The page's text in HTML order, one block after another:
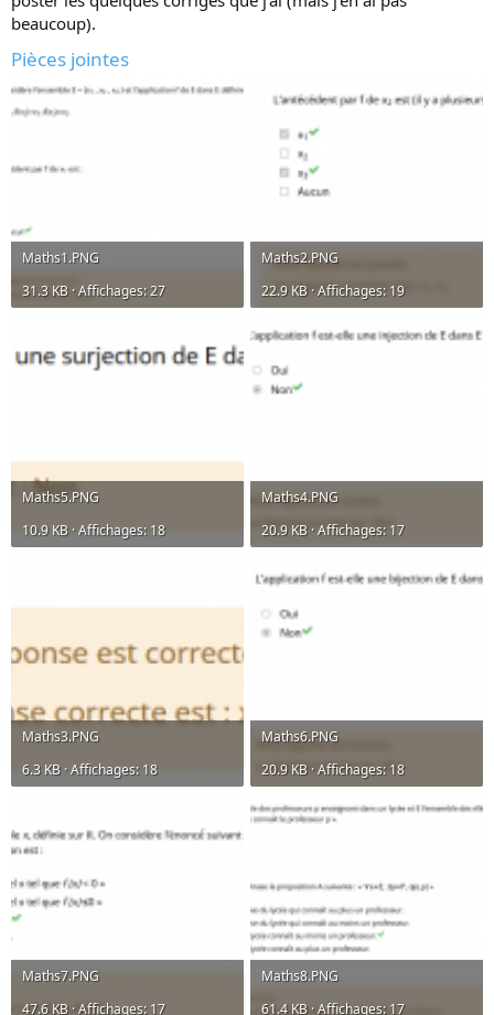
beaucoup).
Pièces jointes
Maths1.PNG
31.3 KB · Affichages: 27
Maths2.PNG
22.9 KB · Affichages: 19
Maths5.PNG
10.9 KB · Affichages: 18
Maths4.PNG
20.9 KB · Affichages: 17
Maths3.PNG
6.3 KB · Affichages: 18
Maths6.PNG
20.9 KB · Affichages: 18
Maths7.PNG
47.6 KB · Affichages: 17
Maths8.PNG
61.4 KB · Affichages: 17